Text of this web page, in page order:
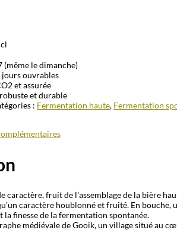
le dimanche)
jours ouvrables
et assurée
et durable
: Fermentation haute, Fermentation
caractère, fruit de l’assemblage de la bière
caractère houblonné et fruité. En
finesse de la fermentation spontanée.
médiévale deGooik, un village situé au